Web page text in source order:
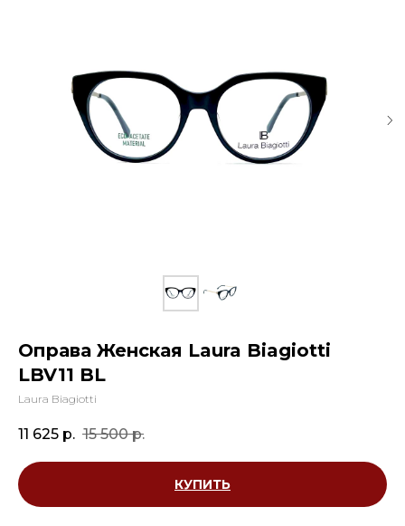
Оправа Женская Laura Biagiotti
LBV11 BL
Laura Biagiotti
11 625 р. 15 500 р.
КУПИТЬ